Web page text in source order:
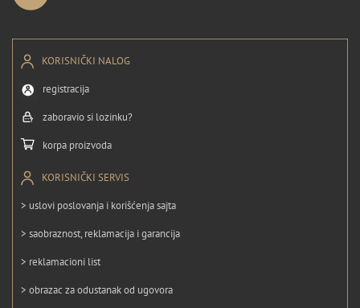
KORISNIČKI NALOG
registracija
zaboravio si lozinku?
korpa proizvoda
KORISNIČKI SERVIS
> uslovi poslovanja i korišćenja sajta
> saobraznost, reklamacija i garancija
> reklamacioni list
> obrazac za odustanak od ugovora